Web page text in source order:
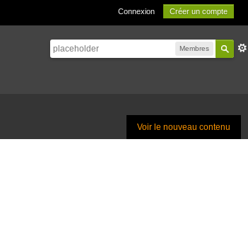
Connexion Créer un compte
Membres
Voir le nouveau contenu